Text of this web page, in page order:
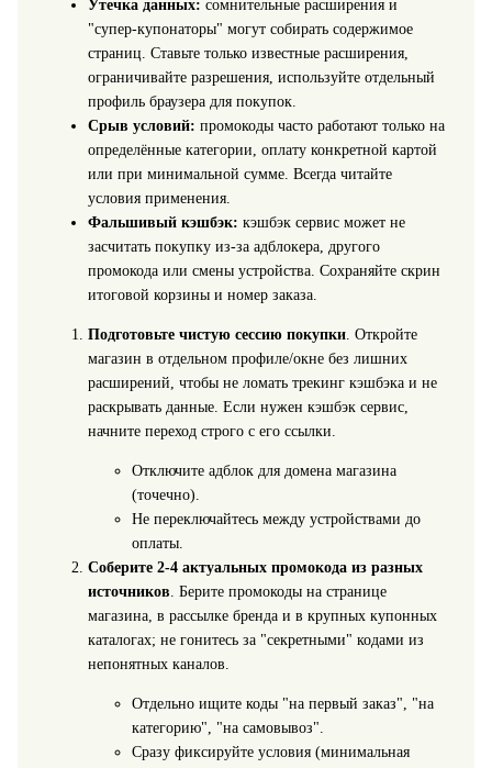
Утечка данных: сомнительные расширения и
"супер-купонаторы" могут собирать содержимое
страниц. Ставьте только известные расширения,
ограничивайте разрешения, используйте отдельный
профиль браузера для покупок.
Срыв условий: промокоды часто работают только на
определённые категории, оплату конкретной картой
или при минимальной сумме. Всегда читайте
условия применения.
Фальшивый кэшбэк: кэшбэк сервис может не
засчитать покупку из-за адблокера, другого
промокода или смены устройства. Сохраняйте скрин
итоговой корзины и номер заказа.
Подготовьте чистую сессию покупки. Откройте
магазин в отдельном профиле/окне без лишних
расширений, чтобы не ломать трекинг кэшбэка и не
раскрывать данные. Если нужен кэшбэк сервис,
начните переход строго с его ссылки.
Отключите адблок для домена магазина
(точечно).
Не переключайтесь между устройствами до
оплаты.
Соберите 2-4 актуальных промокода из разных
источников. Берите промокоды на странице
магазина, в рассылке бренда и в крупных купонных
каталогах; не гонитесь за "секретными" кодами из
непонятных каналов.
Отдельно ищите коды "на первый заказ", "на
категорию", "на самовывоз".
Сразу фиксируйте условия (минимальная